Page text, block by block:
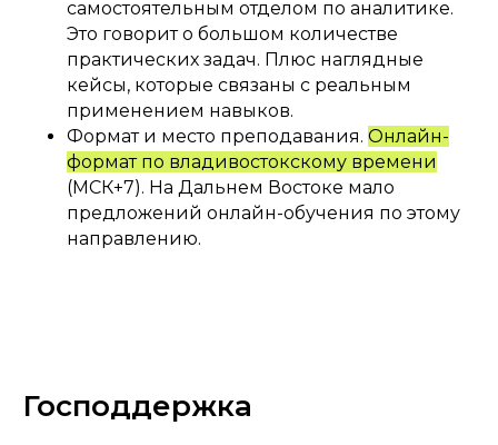
самостоятельным отделом по аналитике.
Это говорит о большом количестве
практических задач. Плюс наглядные
кейсы, которые связаны с реальным
применением навыков.
Формат и место преподавания. Онлайн-
формат по владивостокскому времени
(МСК+7). На Дальнем Востоке мало
предложений онлайн-обучения по этому
направлению.
Господдержка